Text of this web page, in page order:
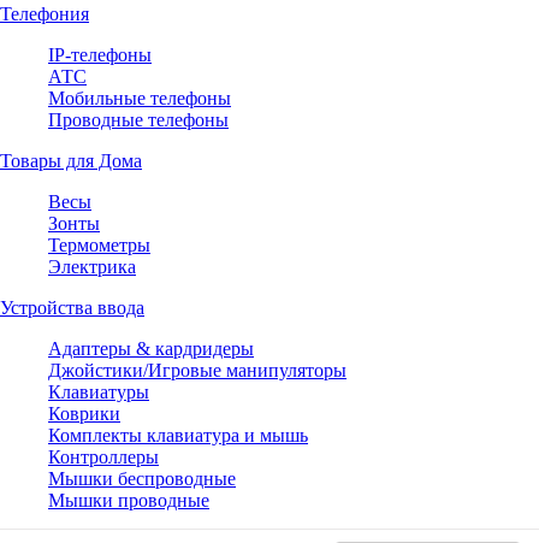
Телефония
IP-телефоны
АТС
Мобильные телефоны
Проводные телефоны
Товары для Дома
Весы
Зонты
Термометры
Электрика
Устройства ввода
Адаптеры & кардридеры
Джойстики/Игровые манипуляторы
Клавиатуры
Коврики
Комплекты клавиатура и мышь
Контроллеры
Мышки беспроводные
Мышки проводные